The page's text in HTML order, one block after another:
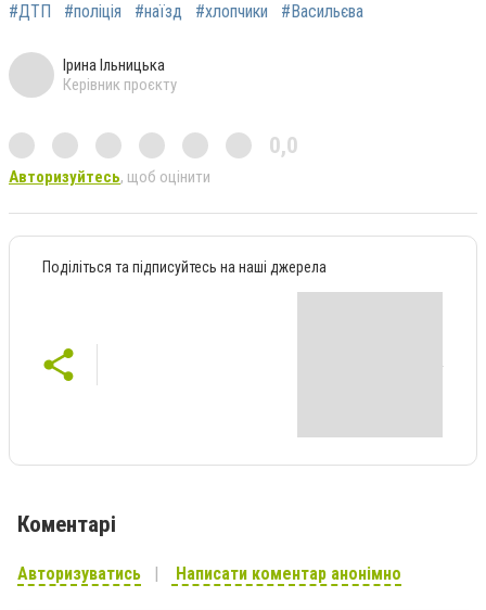
#ДТП #поліція #наїзд #хлопчики #Васильєва
Ірина Ільницька
Керівник проєкту
0,0
Авторизуйтесь, щоб оцінити
Поділіться та підписуйтесь на наші джерела
Коментарі
Авторизуватись Написати коментар анонімно